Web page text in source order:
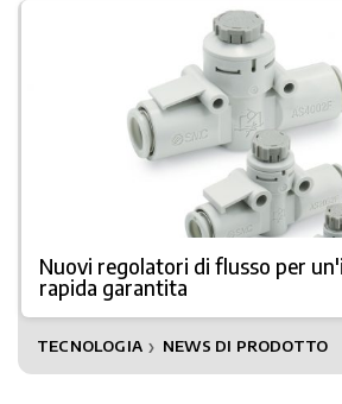
Nuovi regolatori di flusso per
rapida garantita
TECNOLOGIA ❯ NEWS DI PRODOTTO